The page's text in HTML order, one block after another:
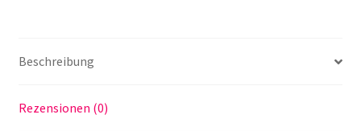
bis
Dpt
Beschreibung
Rezensionen (0)